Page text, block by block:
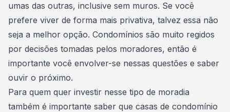
umas das outras, inclusive sem muros. Se você
prefere viver de forma mais privativa, talvez essa não
seja a melhor opção. Condomínios são muito regidos
por decisões tomadas pelos moradores, então é
importante você envolver-se nessas questões e saber
ouvir o próximo.
Para quem quer investir nesse tipo de moradia
também é importante saber que casas de condomínio